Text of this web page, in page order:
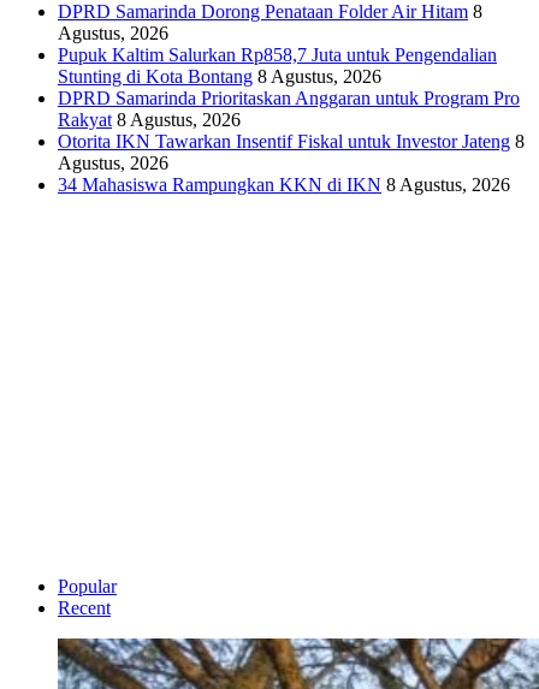
DPRD Samarinda Dorong Penataan Folder Air Hitam 8
Agustus, 2026
Pupuk Kaltim Salurkan Rp858,7 Juta untuk Pengendalian
Stunting di Kota Bontang 8 Agustus, 2026
DPRD Samarinda Prioritaskan Anggaran untuk Program Pro
Rakyat 8 Agustus, 2026
Otorita IKN Tawarkan Insentif Fiskal untuk Investor Jateng 8
Agustus, 2026
34 Mahasiswa Rampungkan KKN di IKN 8 Agustus, 2026
Popular
Recent